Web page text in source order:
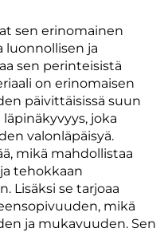
sen erinomainen
luonnollisen ja
sen perinteisistä
on erinomaisen
päivittäisissä suun
joka
valonläpäisyä.
mikä mahdollistaa
tehokkaan
Lisäksi se tarjoaa
mikä
ja mukavuuden. Sen